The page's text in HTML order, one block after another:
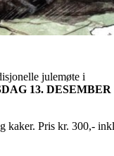
julemøte i
13. DESEMBER
kaker. Pris kr. 300,- inkl